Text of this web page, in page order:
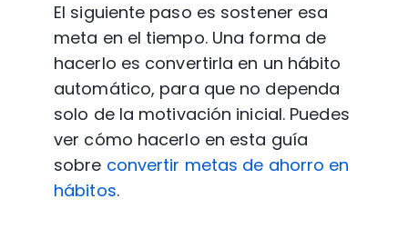
El siguiente paso es sostener esa
meta en el tiempo. Una forma de
hacerlo es convertirla en un hábito
automático, para que no dependa
solo de la motivación inicial. Puedes
ver cómo hacerlo en esta guía
sobre convertir metas de ahorro en
hábitos.